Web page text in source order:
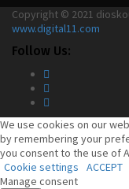
Copyright © 2021
www.digital11.com
Follow Us:
We use cookies on our
by remembering your
you consent to the use of
Cookie settings
ACCEPT
Manage consent